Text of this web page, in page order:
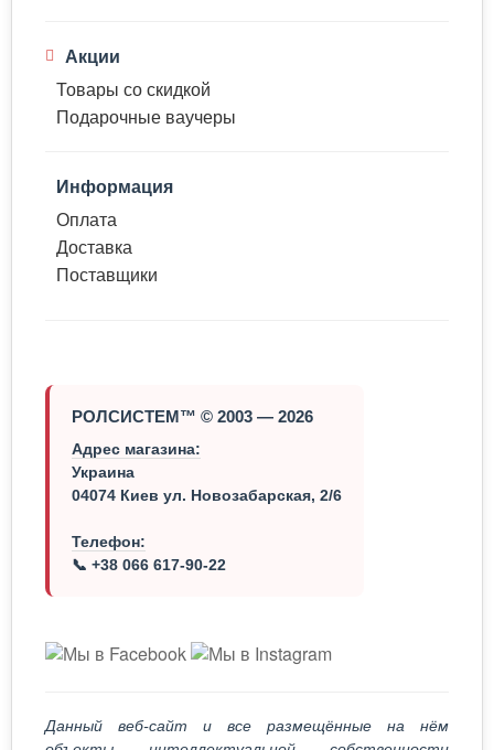
Акции
Товары со скидкой
Подарочные ваучеры
Информация
Оплата
Доставка
Поставщики
РОЛСИСТЕМ™ © 2003 — 2026
Адрес магазина:
Украина
04074 Киев ул. Новозабарская, 2/6
Телефон:
📞 +38 066 617-90-22
Данный веб-сайт и все размещённые на нём